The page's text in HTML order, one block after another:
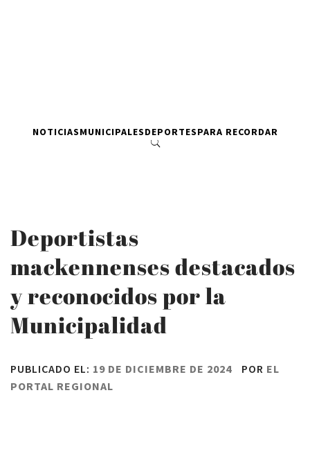
NOTICIASMUNICIPALESDEPORTESPARA RECORDAR
Deportistas
mackennenses destacados
y reconocidos por la
Municipalidad
PUBLICADO EL: 19 DE DICIEMBRE DE 2024 POR EL
PORTAL REGIONAL